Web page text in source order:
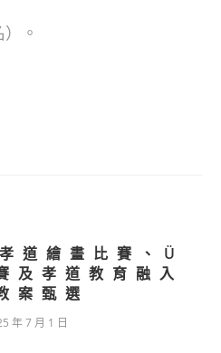
。
道繪畫比賽、Ü
及孝道教育融入
案甄選
年 7 月 1 日